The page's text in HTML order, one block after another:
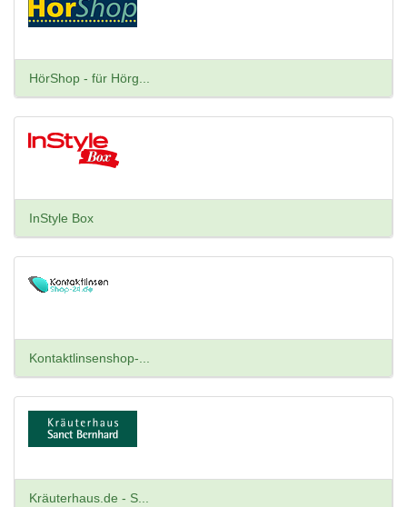
HörShop - für Hörg...
InStyle Box
Kontaktlinsenshop-...
Kräuterhaus.de - S...